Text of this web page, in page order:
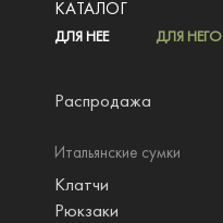
КАТАЛОГ
ДЛЯ НЕЕ ДЛЯ НЕГО
Распродажа
Итальянские сумки
Клатчи
Рюкзаки